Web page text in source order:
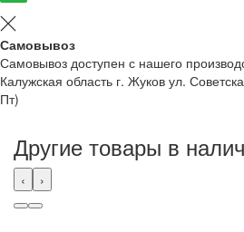
Самовывоз
Самовывоз доступен с нашего
Калужская область г. Жуков ул.
Пт)
Другие товары в
‹ ›